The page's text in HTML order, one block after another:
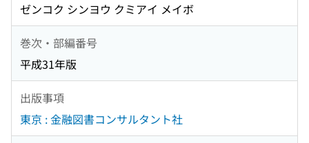
ゼンコク シンヨウ クミアイ メイボ
巻次・部編番号
平成31年版
出版事項
東京 : 金融図書コンサルタント社